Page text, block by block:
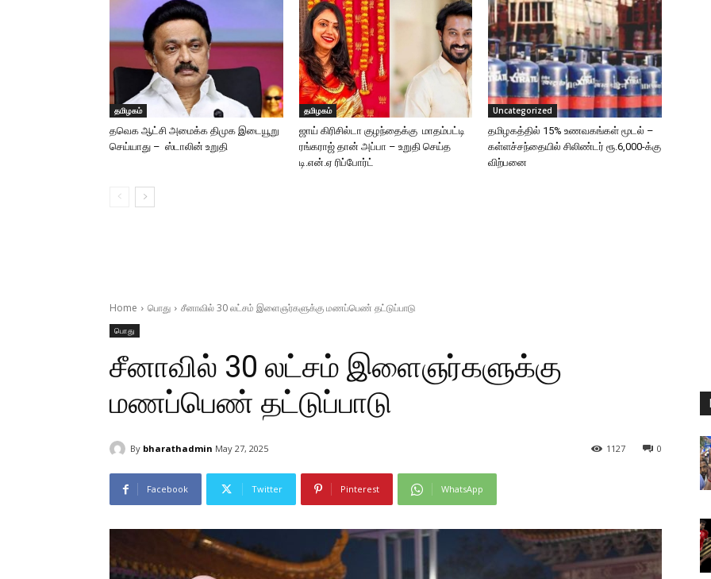
தமிழகம்
தவெக ஆட்சி அமைக்க திமுக இடையூறு
செய்யாது – ஸ்டாலின் உறுதி
தமிழகம்
ஜாய் கிரிசில்டா குழந்தைக்கு மாதம்பட்டி
ரங்கராஜ் தான் அப்பா – உறுதி செய்த
டி.என்.ஏ ரிப்போர்ட்
Uncategorized
தமிழகத்தில் 15% உணவகங்கள் மூடல் –
கள்ளச்சந்தையில் சிலிண்டர் ரூ.6,000-க்கு
விற்பனை